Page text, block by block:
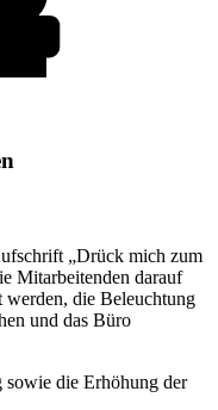
„Drück mich zum
Mitarbeitenden darauf
werden, die Beleuchtung
und das Büro
die Erhöhung der